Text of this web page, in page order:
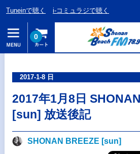
Tuneinで聴く i-コミュラジで聴く
0
2017-1-8 日
2017年1月8日
[sun] 放送後記
SHONAN BREEZE [sun]